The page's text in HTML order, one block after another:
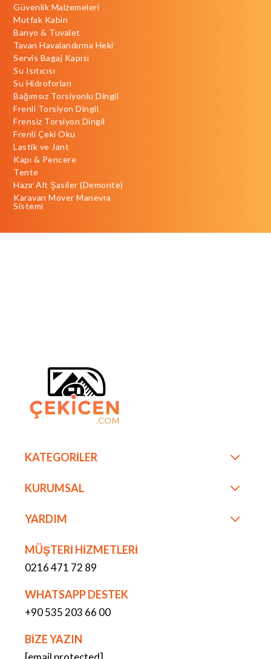
Güvenlik Malzemeleri
Mutfak Kabin
Banyo & Tuvalet
Tavan Havalandırma Heki
Servis Bagaj Kapısı
Su Isıtıcısı
Su Hidroforları
Bağımsız Torsiyonlu Dingil
Frenli Torsiyon Dingil
Frensiz Torsiyon Dingil
Frenli Çeki Oku
Lastik ve Jant
Kapı & Pencere
Tente
Hazır Alt Şasiler (Demonte)
Karavan Mover Manevra
Sistemi
KATEGORİLER
KURUMSAL
YARDIM
MÜŞTERİ HİZMETLERİ
0216 471 72 89
WHATSAPP DESTEK
+90 535 203 66 00
BİZE YAZIN